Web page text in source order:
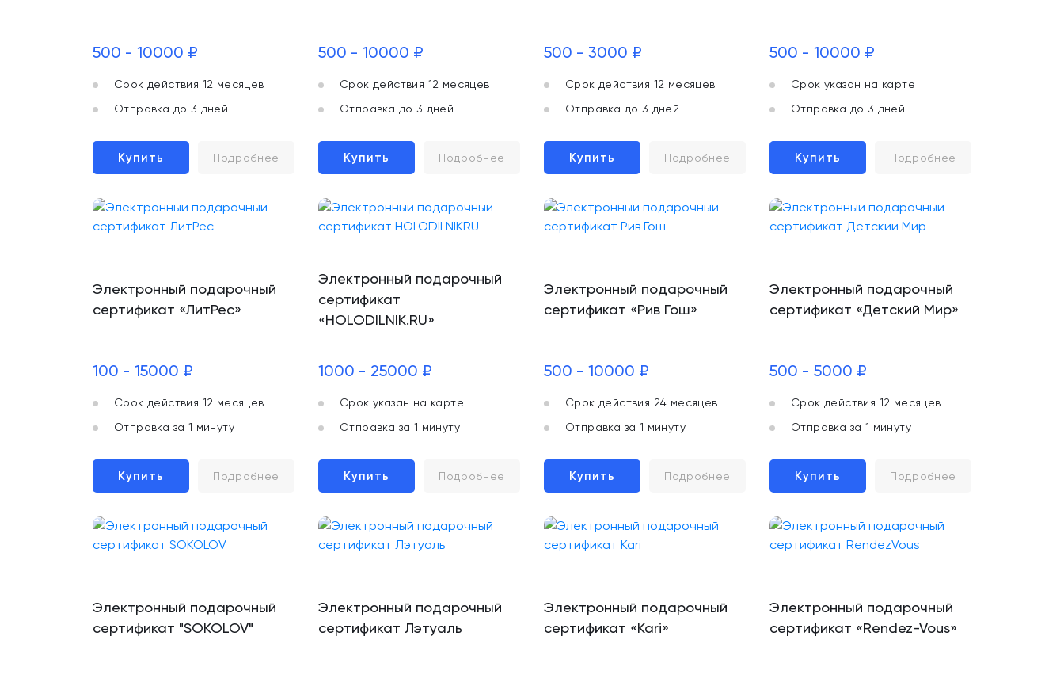
500 - 10000 ₽
Срок действия 12 месяцев
Отправка до 3 дней
Купить Подробнее
500 - 10000 ₽
Срок действия 12 месяцев
Отправка до 3 дней
Купить Подробнее
500 - 3000 ₽
Срок действия 12 месяцев
Отправка до 3 дней
Купить Подробнее
500 - 10000 ₽
Срок указан на карте
Отправка до 3 дней
Купить Подробнее
Электронный подарочный
сертификат «ЛитРес»
100 - 15000 ₽
Срок действия 12 месяцев
Отправка за 1 минуту
Купить Подробнее
Электронный подарочный
сертификат
«HOLODILNIK.RU»
1000 - 25000 ₽
Срок указан на карте
Отправка за 1 минуту
Купить Подробнее
Электронный подарочный
сертификат «Рив Гош»
500 - 10000 ₽
Срок действия 24 месяцев
Отправка за 1 минуту
Купить Подробнее
Электронный подарочный
сертификат «Детский Мир»
500 - 5000 ₽
Срок действия 12 месяцев
Отправка за 1 минуту
Купить Подробнее
Электронный подарочный
сертификат "SOKOLOV"
Электронный подарочный
сертификат Лэтуаль
Электронный подарочный
сертификат «Kari»
Электронный подарочный
сертификат «Rendez-Vous»